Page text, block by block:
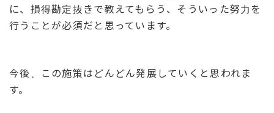
に、損得勘定抜きで教えてもらう、そういった努力を
行うことが必須だと思っています。
今後、この施策はどんどん発展していくと思われま
す。